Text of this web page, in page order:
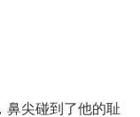
尖碰到了他的耻